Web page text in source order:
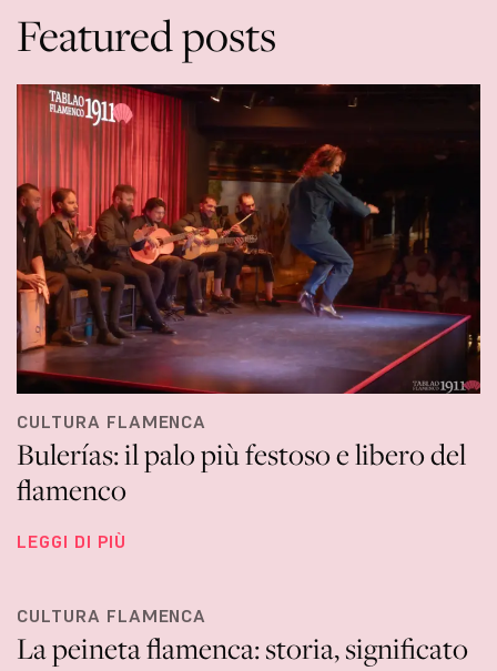
Featured posts
CULTURA FLAMENCA
Bulerías: il palo più festoso e libero del
flamenco
LEGGI DI PIÙ
CULTURA FLAMENCA
La peineta flamenca: storia, significato